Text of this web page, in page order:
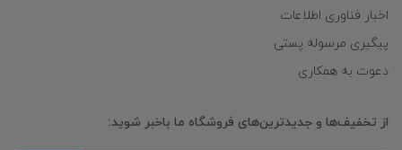
اخبار فناوری اطلاعات
پیگیری مرسوله پستی
دعوت به همکاری
از تخفیف‌ها و جدیدترین‌های فروشگاه ما باخبر شوید: